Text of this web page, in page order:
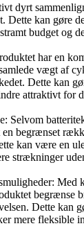
dyrt
Dette kan gøre
budget og
har en
vægt af
Dette kan
attraktivt for
Selvom
begrænset
kan være en
strækninger
Med
begrænse
Dette kan
mere fleksible